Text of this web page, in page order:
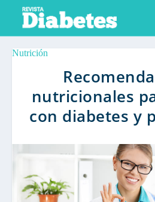
Nutrición
nutricionales
con diabetes y